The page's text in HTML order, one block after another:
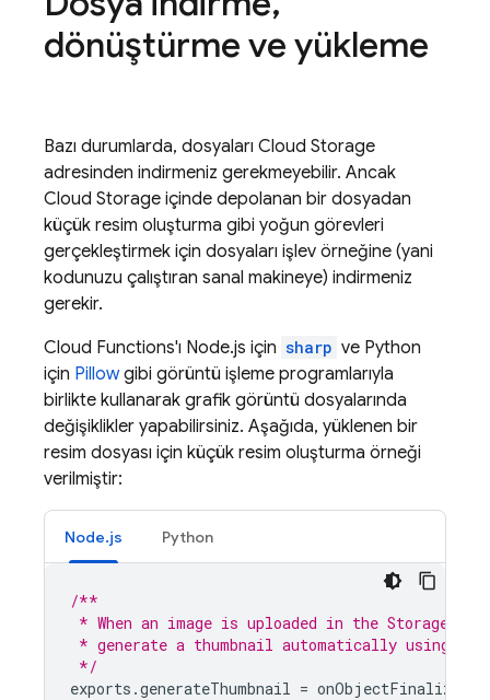
dönüştürme ve yükleme
Bazı durumlarda, dosyaları Cloud Storage
adresinden indirmeniz gerekmeyebilir. Ancak
Cloud Storage içinde depolanan bir dosyadan
küçük resim oluşturma gibi yoğun görevleri
gerçekleştirmek için dosyaları işlev örneğine (yani
kodunuzu çalıştıran sanal makineye) indirmeniz
gerekir.
Cloud Functions'ı Node.js için sharp ve Python
için Pillowgibi görüntü işleme programlarıyla
birlikte kullanarak grafik görüntü dosyalarında
değişiklikler yapabilirsiniz. Aşağıda, yüklenen bir
resim dosyası için küçük resim oluşturma örneği
verilmiştir:
Node.js Python
/**
* When an image is uploaded in the Storage
* generate a thumbnail automatically using
*/
exports .generateThumbnail = onObjectFinalized